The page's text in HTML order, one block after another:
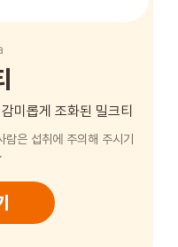
미롭게 조화된 밀크티
은 섭취에 주의해 주시기